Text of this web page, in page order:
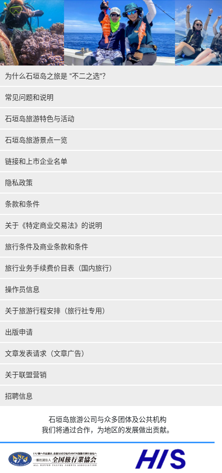
为什么石垣岛之旅是 "不二之选"？
常见问题和说明
石垣岛旅游特色与活动
石垣岛旅游景点一览
链接和上市企业名单
隐私政策
条款和条件
关于《特定商业交易法》的说明
旅行条件及商业条款和条件
旅行业务手续费价目表（国内旅行）
操作员信息
关于旅游行程安排（旅行社专用）
出版申请
文章发表请求（文章广告）
关于联盟营销
招聘信息
石垣岛旅游公司与众多团体及公共机构
我们将通过合作，为地区的发展做出贡献。